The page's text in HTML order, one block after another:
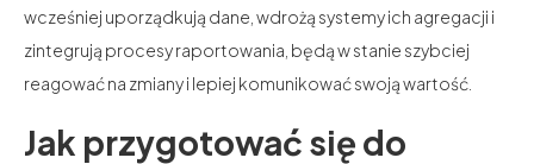
wcześniej uporządkują dane, wdrożą systemy ich agregacji i
zintegrują procesy raportowania, będą w stanie szybciej
reagować na zmiany i lepiej komunikować swoją wartość.
Jak przygotować się do